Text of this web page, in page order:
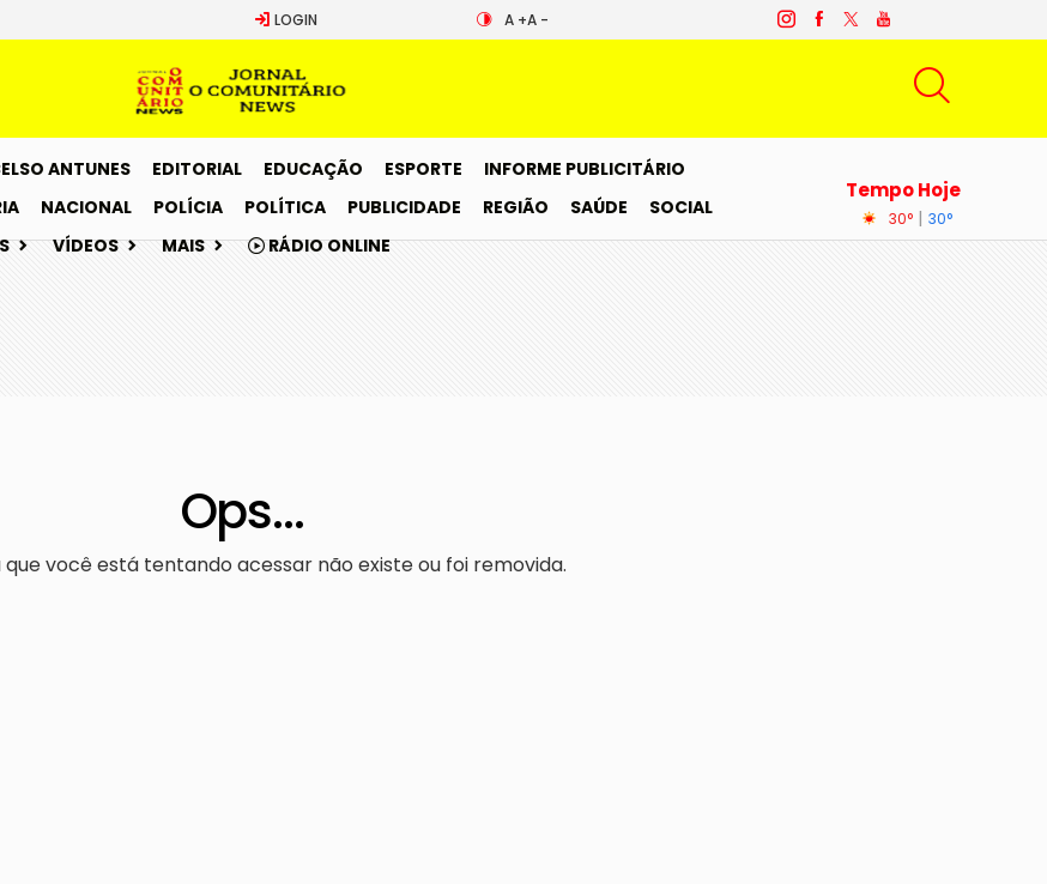
LOGIN A +A -
ANTUNES EDITORIAL EDUCAÇÃO ESPORTE
INFORME PUBLICITÁRIO
NACIONAL POLÍCIA POLÍTICA PUBLICIDADE REGIÃO SAÚDE
SOCIAL
VÍDEOS MAIS RÁDIO ONLINE
Tempo Hoje
30° | 30°
Ops...
que você está tentando acessar não existe ou foi removida.